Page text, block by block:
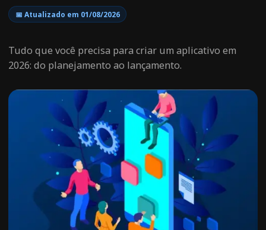
📅 Atualizado em 01/08/2026
Tudo que você precisa para criar um aplicativo em
2026: do planejamento ao lançamento.